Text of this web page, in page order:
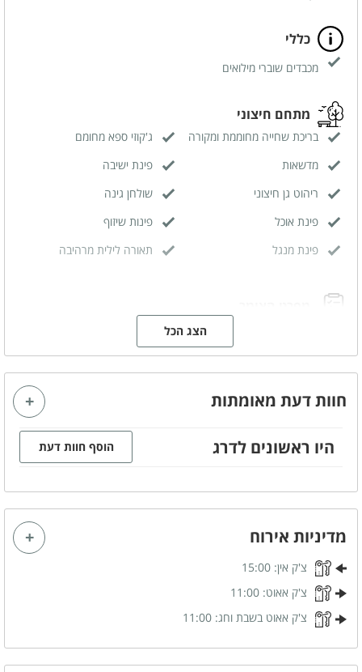
כללי
מכבדים שוברי מילואים
מתחם חיצוני
בריכת שחייה מחוממת ומקורה
ג'קוזי ספא מחומם
מדשאות
פינת ישיבה
ריהוט גן חיצוני
שולחן גינה
פינת אוכל
פינות שיזוף
פינת מנגל
תאורה לילית מרהיבה
פינת ישיבה
מטבחון מאובזר
שידות לאחסון
מתאים לאירועים
זוגות
הצעות נישואין
ציבור דתי
הצג הכל
חוות דעת מאומתות
היו ראשונים לדרג הוסף חוות דעת
מדיניות אירוח
צ'ק אין: 15:00
צ'ק אאוט: 11:00
צ'ק אאוט בשבת וחג: 11:00